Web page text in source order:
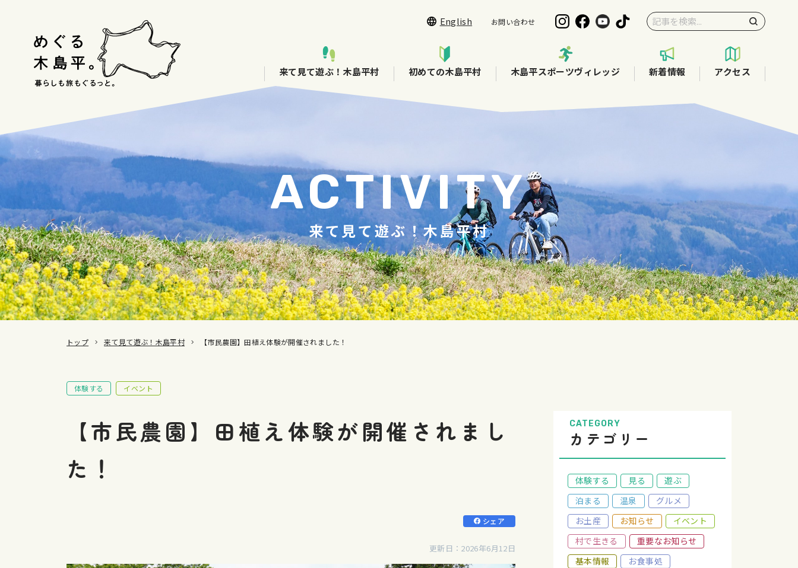
English お問い合わせ
来て見て遊ぶ！木島平村 初めての木島平村 木島平スポーツヴィレッジ 新着情報 アクセス
ACTIVITY
来て見て遊ぶ！木島平村
トップ 来て見て遊ぶ！木島平村 【市民農園】田植え体験が開催されました！
体験する イベント
【市民農園】田植え体験が開催されまし
た！
シェア
更新日：2026年6月12日
CATEGORY
カテゴリー
体験する 見る
遊ぶ
泊まる
温泉
グルメ
お土産
お知らせ
イベント
村で生きる
重要なお知らせ
基本情報
お食事処